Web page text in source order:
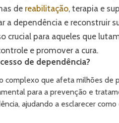
de reabilitação, terapia e
a dependência e reconstruir
crucial para aqueles que
e promover a cura.
de dependência?
complexo que afeta milhões de
para a prevenção e
ajudando a esclarecer